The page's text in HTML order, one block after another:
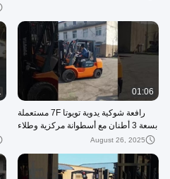
01:06
رافعة شوكية يدوية تويوتا 7F مستعملة
بسعة 3 أطنان مع أسطوانة مركزية وطلاء
August 26, 2025